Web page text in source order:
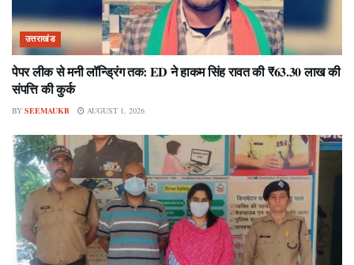
उत्तराखंड
पेपर लीक से मनी लॉन्ड्रिंग तक: ED ने हाकम सिंह रावत की ₹63.30 लाख की
संपत्ति की कुर्क
BY SEEMAUKB AUGUST 1, 2026